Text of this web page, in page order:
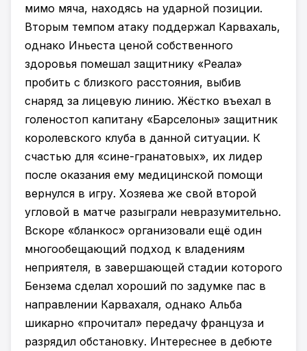
мимо мяча, находясь на ударной позиции.
Вторым темпом атаку поддержал Карвахаль,
однако Иньеста ценой собственного
здоровья помешал защитнику «Реала»
пробить с близкого расстояния, выбив
снаряд за лицевую линию. Жёстко въехал в
голеностоп капитану «Барселоны» защитник
королевского клуба в данной ситуации. К
счастью для «сине-гранатовых», их лидер
после оказания ему медицинской помощи
вернулся в игру. Хозяева же свой второй
угловой в матче разыграли невразумительно.
Вскоре «бланкос» организовали ещё один
многообещающий подход к владениям
неприятеля, в завершающей стадии которого
Бензема сделал хороший по задумке пас в
направлении Карвахаля, однако Альба
шикарно «прочитал» передачу француза и
разрядил обстановку. Интереснее в дебюте